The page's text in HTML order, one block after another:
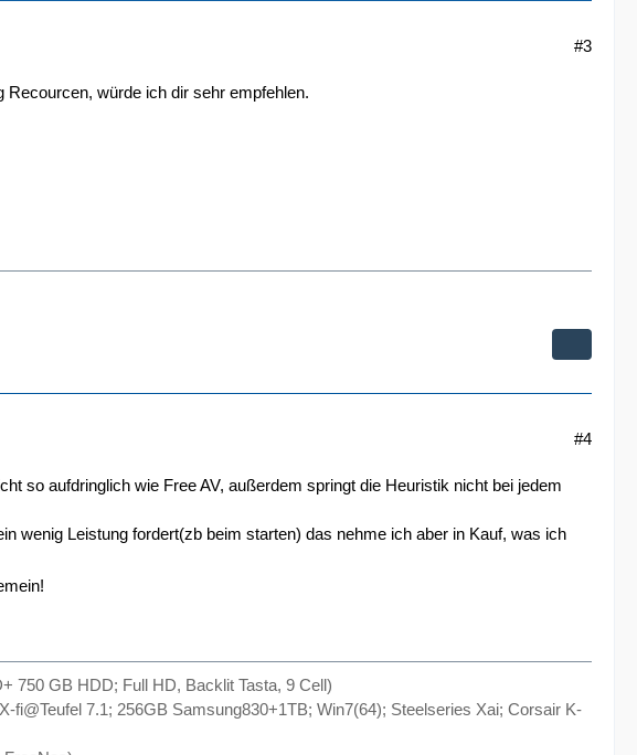
#3
würde ich dir sehr empfehlen.
#4
so aufdringlich wie Free AV, außerdem springt die Heuristik nicht bei jedem
wenig Leistung fordert(zb beim starten) das nehme ich aber in Kauf, was ich
750 GB HDD; Full HD, Backlit Tasta, 9 Cell)
fi@Teufel 7.1; 256GB Samsung830+1TB; Win7(64); Steelseries Xai; Corsair K-